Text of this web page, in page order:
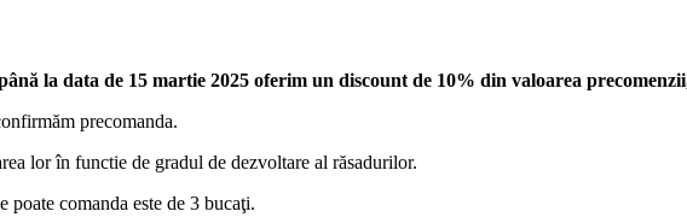
la data de 15 martie 2025 oferim un discount de 10% din valoarea
precomanda.
lor în functie de gradul de dezvoltare al răsadurilor.
poate comanda este de 3 bucaţi.